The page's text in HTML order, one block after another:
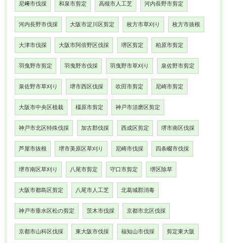
尼﨑市伐採 和泉市剪定 高槻市人工芝 河内長野市剪定
河内長野市伐採 大阪市淀川区剪定 枚方市草刈り 枚方市抜根
大津市伐採 大阪市阿倍野区伐採 堺区剪定 柏原市剪定
羽曳野市剪定 羽曳野市伐採 羽曳野市草刈り 泉佐野市剪定
泉佐野市草刈り 堺市西区伐採 吹田市剪定 尼崎市剪定
大阪市中央区植栽 橿原市剪定 神戸市須磨区剪定
神戸市北区特殊伐採 加古郡伐採 西成区剪定 堺市南区伐採
芦屋市抜根 堺市美原区草刈り 尼崎市伐採 四条畷市伐採
堺市南区草刈り 八尾市剪定 守口市剪定 堺区除草
大阪市都島区剪定 八尾市人工芝 北葛城郡消毒
神戸市垂水区松の剪定 茨木市伐採 京都市北区伐採
京都市山科区伐採 東大阪市伐採 福知山市伐採 剪定東大阪